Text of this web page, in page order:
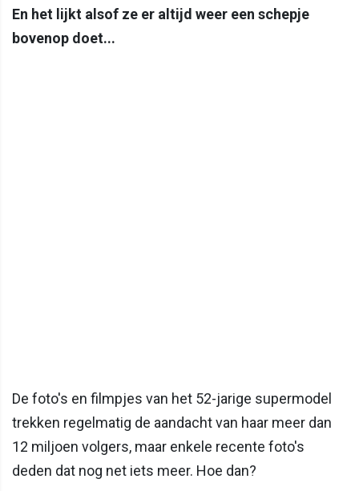
En het lijkt alsof ze er altijd weer een schepje
bovenop doet...
De foto's en filmpjes van het 52-jarige supermodel
trekken regelmatig de aandacht van haar meer dan
12 miljoen volgers, maar enkele recente foto's
deden dat nog net iets meer. Hoe dan?